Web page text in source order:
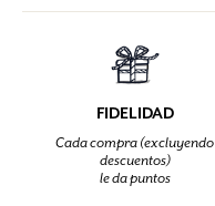
FIDELIDAD
Cada compra (excluyendo
descuentos)
le da puntos